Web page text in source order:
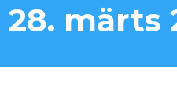
28. märts